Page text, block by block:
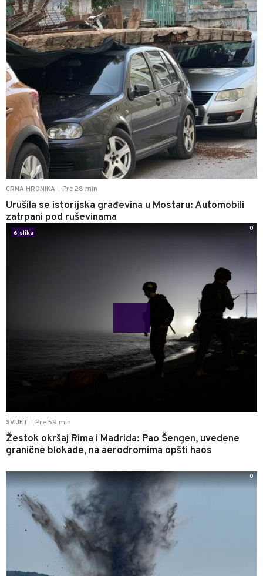
CRNA HRONIKA Pre 28 min
Urušila se istorijska građevina u Mostaru: Automobili
zatrpani pod ruševinama
SVIJET Pre 59 min
Žestok okršaj Rima i Madrida: Pao Šengen, uvedene
granične blokade, na aerodromima opšti haos
6 slika
0
0